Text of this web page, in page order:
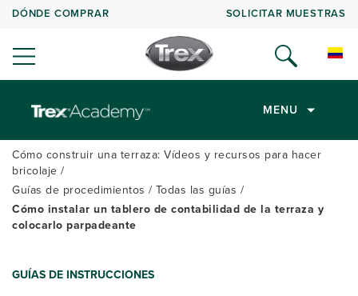
DÓNDE COMPRAR SOLICITAR MUESTRAS
MENU
Cómo construir una terraza: Vídeos y recursos para hacer
bricolaje
Guías de procedimientos
Todas las guías
Cómo instalar un tablero de contabilidad de la terraza y
colocarlo parpadeante
GUÍAS DE INSTRUCCIONES